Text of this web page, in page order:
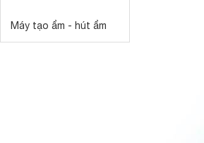
Máy tạo ẩm - hút ẩm